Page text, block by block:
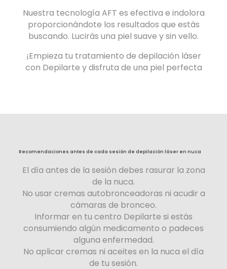
Nuestra tecnología AFT es efectiva e indolora
proporcionándote los resultados que estás
buscando. Lucirás una piel suave y sin vello.
¡Empieza tu tratamiento de depilación láser
con Depilarte y disfruta de una piel perfecta
Recomendaciones antes de cada sesión de depilación láser en nuca
El día antes de la sesión debes rasurar la zona
de la nuca.
No usar cremas autobronceadoras ni acudir a
cámaras de bronceo.
Informar en tu centro Depilarte si estás
consumiendo algún medicamento o padeces
alguna enfermedad.
No aplicar cremas ni aceites en la nuca el día
de tu sesión.